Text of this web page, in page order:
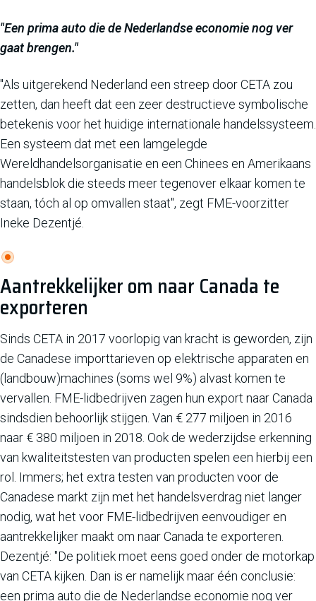
"Een prima auto die de Nederlandse economie nog ver
gaat brengen."
"Als uitgerekend Nederland een streep door CETA zou
zetten, dan heeft dat een zeer destructieve symbolische
betekenis voor het huidige internationale handelssysteem.
Een systeem dat met een lamgelegde
Wereldhandelsorganisatie en een Chinees en Amerikaans
handelsblok die steeds meer tegenover elkaar komen te
staan, tóch al op omvallen staat", zegt FME-voorzitter
Ineke Dezentjé.
Aantrekkelijker om naar Canada te
exporteren
Sinds CETA in 2017 voorlopig van kracht is geworden, zijn
de Canadese importtarieven op elektrische apparaten en
(landbouw)machines (soms wel 9%) alvast komen te
vervallen. FME-lidbedrijven zagen hun export naar Canada
sindsdien behoorlijk stijgen. Van € 277 miljoen in 2016
naar € 380 miljoen in 2018. Ook de wederzijdse erkenning
van kwaliteitstesten van producten spelen een hierbij een
rol. Immers; het extra testen van producten voor de
Canadese markt zijn met het handelsverdrag niet langer
nodig, wat het voor FME-lidbedrijven eenvoudiger en
aantrekkelijker maakt om naar Canada te exporteren.
Dezentjé: "De politiek moet eens goed onder de motorkap
van CETA kijken. Dan is er namelijk maar één conclusie:
een prima auto die de Nederlandse economie nog ver